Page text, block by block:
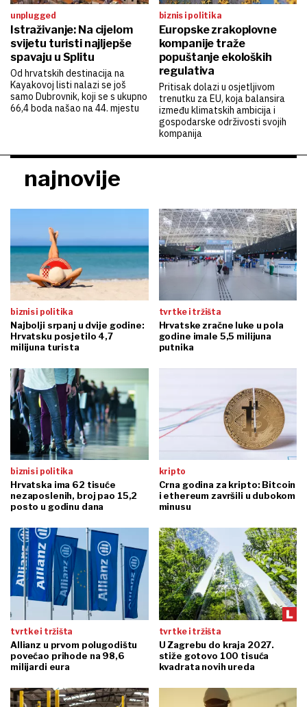
unplugged
Istraživanje: Na cijelom
svijetu turisti najljepše
spavaju u Splitu
Od hrvatskih destinacija na
Kayakovoj listi nalazi se još
samo Dubrovnik, koji se s ukupno
66,4 boda našao na 44. mjestu
biznis i politika
Europske zrakoplovne
kompanije traže
popuštanje ekoloških
regulativa
Pritisak dolazi u osjetljivom
trenutku za EU, koja balansira
između klimatskih ambicija i
gospodarske održivosti svojih
kompanija
najnovije
biznis i politika
Najbolji srpanj u dvije godine:
Hrvatsku posjetilo 4,7
milijuna turista
tvrtke i tržišta
Hrvatske zračne luke u pola
godine imale 5,5 milijuna
putnika
biznis i politika
Hrvatska ima 62 tisuće
nezaposlenih, broj pao 15,2
posto u godinu dana
kripto
Crna godina za kripto: Bitcoin
i ethereum završili u dubokom
minusu
tvrtke i tržišta
Allianz u prvom polugodištu
povećao prihode na 98,6
milijardi eura
tvrtke i tržišta
U Zagrebu do kraja 2027.
stiže gotovo 100 tisuća
kvadrata novih ureda